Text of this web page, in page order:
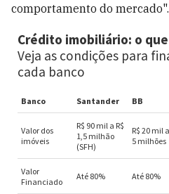
comportamento do mercado".